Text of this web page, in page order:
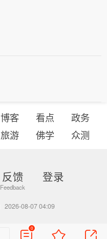
博客 看点
政务
旅游 佛学 众测
反馈 登录
2026-08-07 04:09
0